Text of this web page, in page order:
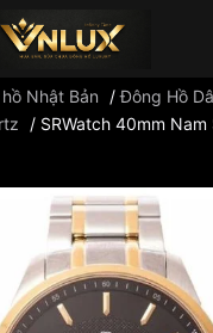
Nhật Bản /Đông Hồ
/ SRWatch 40mm Nam